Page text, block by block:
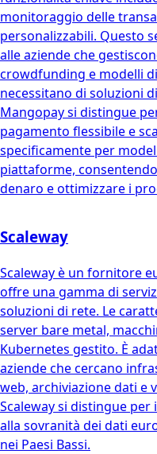
monitoraggio delle
personalizzabili. Questo
alle aziende che
crowdfunding e modelli
necessitano di soluzioni
Mangopay si distingue
pagamento flessibile e
specificamente per
piattaforme,
denaro e ottimizzare i
Scaleway
Scaleway è un fornitore
offre una gamma di
soluzioni di rete. Le
server bare metal,
Kubernetes gestito. È
aziende che cercano
web, archiviazione dati e
Scaleway si distingue
alla sovranità dei dati
nei Paesi Bassi.